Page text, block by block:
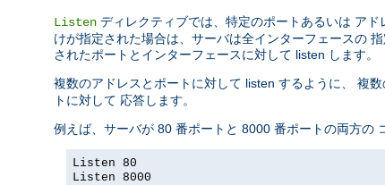
Listen ディレクティブでは、特定のポートあるいは ア
けが指定された場合は、サーバは全インターフェースの
されたポートとインターフェースに対して listen します。
複数のアドレスとポートに対して listen するように、 複数
トに対して 応答します。
例えば、サーバが 80 番ポートと 8000 番ポートの両方の
Listen 80
Listen 8000